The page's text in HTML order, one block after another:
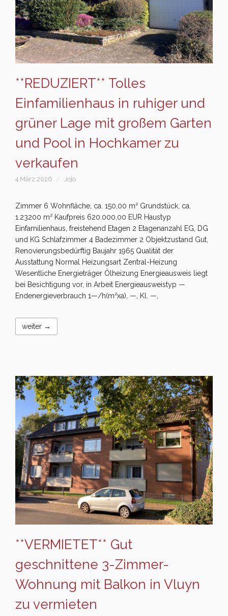
**REDUZIERT** Tolles
Einfamilienhaus in ruhiger und
grüner Lage mit großem Garten
und Pool in Hochkamer zu
verkaufen
4 März 2026 Jojo
Zimmer 6 Wohnfläche, ca. 150,00 m² Grundstück, ca.
1.23200 m² Kaufpreis 620.000,00 EUR Haustyp
Einfamilienhaus, freistehend Etagen 2 Etagenanzahl EG, DG
und KG Schlafzimmer 4 Badezimmer 2 Objektzustand Gut,
Renovierungsbedürftig Baujahr 1965 Qualität der
Ausstattung Normal Heizungsart Zentral-Heizung
Wesentliche Energieträger Ölheizung Energieausweis liegt
bei Besichtigung vor, in Arbeit Energieausweistyp —
Endenergieverbrauch 1—/h(m²xa), —, Kl. —,
weiter →
**VERMIETET** Gut
geschnittene 3-Zimmer-
Wohnung mit Balkon in Vluyn
zu vermieten